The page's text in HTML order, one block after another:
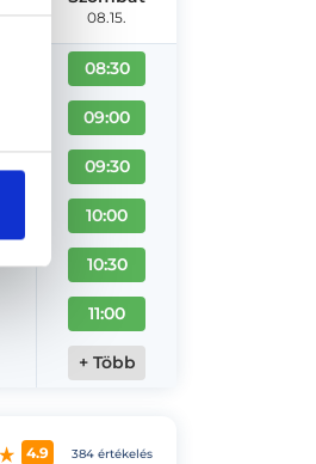
08.15.
08:30
09:00
09:30
10:00
10:30
11:00
+ Több
4.9 384 értékelés